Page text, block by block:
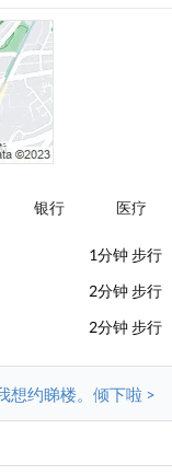
银行 医疗
1分钟 步行
2分钟 步行
2分钟 步行
想约睇楼。倾下啦 >